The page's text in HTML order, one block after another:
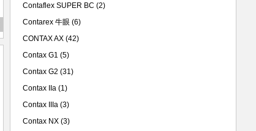
Contaflex SUPER BC (2)
Contarex 牛眼 (6)
CONTAX AX (42)
Contax G1 (5)
Contax G2 (31)
Contax IIa (1)
Contax IIIa (3)
Contax NX (3)